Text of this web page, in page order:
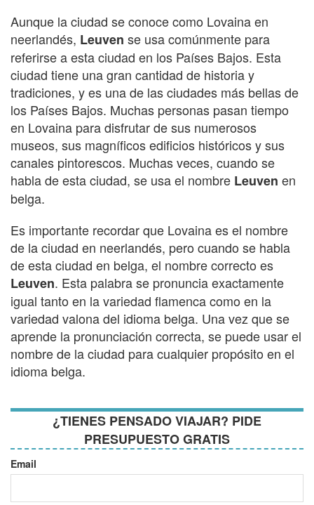
Aunque la ciudad se conoce como Lovaina en
neerlandés, Leuven se usa comúnmente para
referirse a esta ciudad en los Países Bajos. Esta
ciudad tiene una gran cantidad de historia y
tradiciones, y es una de las ciudades más bellas de
los Países Bajos. Muchas personas pasan tiempo
en Lovaina para disfrutar de sus numerosos
museos, sus magníficos edificios históricos y sus
canales pintorescos. Muchas veces, cuando se
habla de esta ciudad, se usa el nombre Leuven en
belga.
Es importante recordar que Lovaina es el nombre
de la ciudad en neerlandés, pero cuando se habla
de esta ciudad en belga, el nombre correcto es
Leuven. Esta palabra se pronuncia exactamente
igual tanto en la variedad flamenca como en la
variedad valona del idioma belga. Una vez que se
aprende la pronunciación correcta, se puede usar el
nombre de la ciudad para cualquier propósito en el
idioma belga.
¿TIENES PENSADO VIAJAR? PIDE
PRESUPUESTO GRATIS
Email